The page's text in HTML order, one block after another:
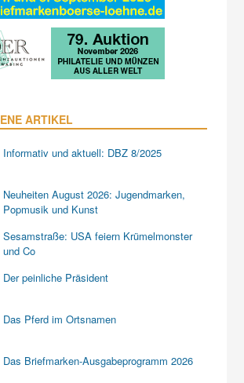
ARTIKEL
Informativ und aktuell: DBZ 8/2025
Neuheiten August 2026: Jugendmarken,
Popmusik und Kunst
Sesamstraße: USA feiern Krümelmonster
und Co
Der peinliche Präsident
Das Pferd im Ortsnamen
Das Briefmarken-Ausgabeprogramm 2026